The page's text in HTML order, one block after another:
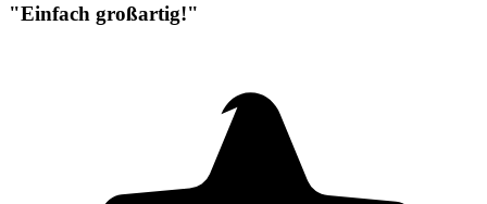
"Einfach großartig!"